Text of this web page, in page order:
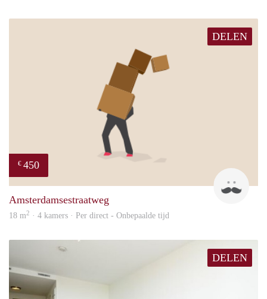
DELEN
€ 450
Amsterdamsestraatweg
18 m2 · 4 kamers · Per direct - Onbepaalde tijd
DELEN